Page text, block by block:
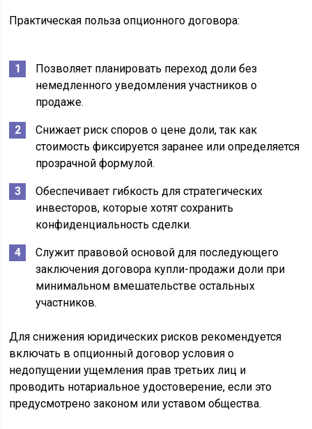
Практическая польза опционного договора:
Позволяет планировать переход доли без
немедленного уведомления участников о
продаже.
Снижает риск споров о цене доли, так как
стоимость фиксируется заранее или определяется
прозрачной формулой.
Обеспечивает гибкость для стратегических
инвесторов, которые хотят сохранить
конфиденциальность сделки.
Служит правовой основой для последующего
заключения договора купли-продажи доли при
минимальном вмешательстве остальных
участников.
Для снижения юридических рисков рекомендуется
включать в опционный договор условия о
недопущении ущемления прав третьих лиц и
проводить нотариальное удостоверение, если это
предусмотрено законом или уставом общества.